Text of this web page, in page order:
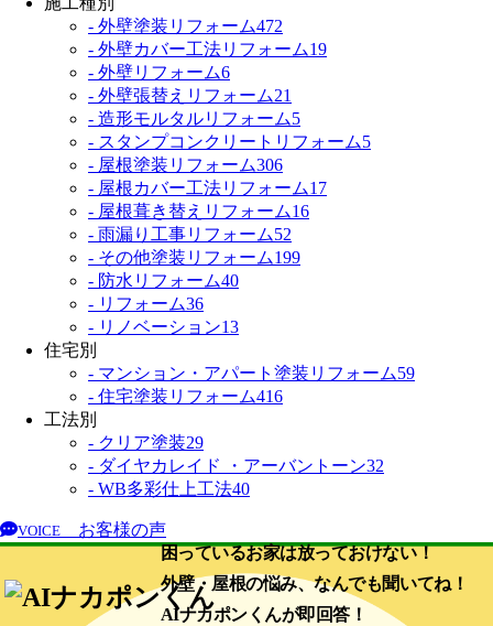
- 外壁塗装リフォーム472
- 外壁カバー工法リフォーム19
- 外壁リフォーム6
- 外壁張替えリフォーム21
- 造形モルタルリフォーム5
- スタンプコンクリートリフォーム5
- 屋根塗装リフォーム306
- 屋根カバー工法リフォーム17
- 屋根葺き替えリフォーム16
- 雨漏り工事リフォーム52
- その他塗装リフォーム199
- 防水リフォーム40
- リフォーム36
- リノベーション13
住宅別
- マンション・アパート塗装リフォーム59
- 住宅塗装リフォーム416
工法別
- クリア塗装29
- ダイヤカレイド ・アーバントーン32
- WB多彩仕上工法40
VOICE
お客様の声
困っているお家は放っておけない！
外壁・屋根の悩み、なんでも聞いてね！
AIナカポンくんが即回答！